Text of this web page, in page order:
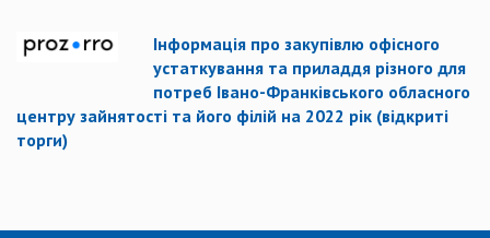
Інформація про закупівлю офісного
устаткування та приладдя різного для
потреб Івано-Франківського обласного
центру зайнятості та його філій на 2022 рік (відкриті
торги)